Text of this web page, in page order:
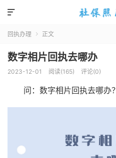

回执办理  正文
数字相片回执去哪办
2023-12-01 阅读(165) 评论(0)
问：数字相片回执去哪办？